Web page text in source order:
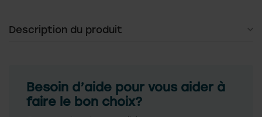
Description du produit
Besoin d’aide pour vous aider à
faire le bon choix?